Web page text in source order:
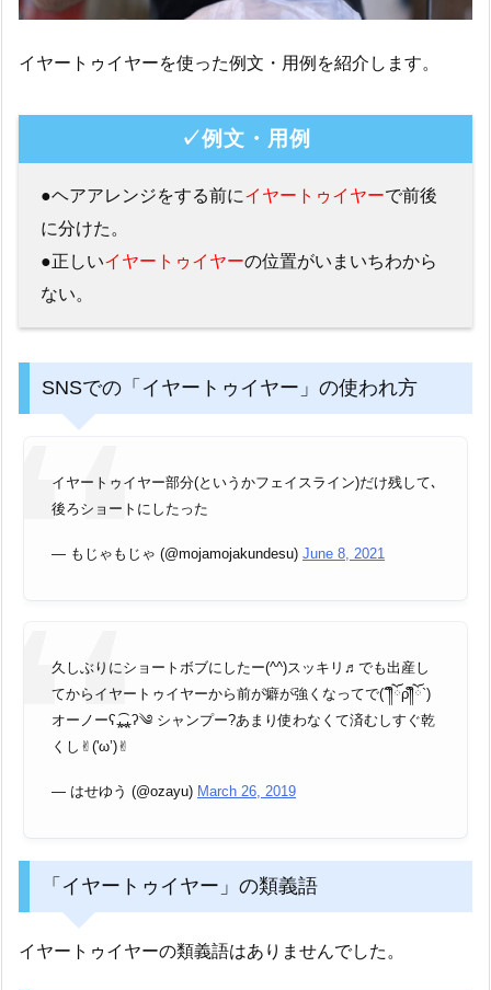
イヤートゥイヤーを使った例文・用例を紹介します。
✓例文・用例
●ヘアアレンジをする前にイヤートゥイヤーで前後
に分けた。
●正しいイヤートゥイヤーの位置がいまいちわから
ない。
SNSでの「イヤートゥイヤー」の使われ方
イヤートゥイヤー部分(というかフェイスライン)だけ残して､
後ろショートにしたった
— もじゃもじゃ (@mojamojakundesu) June 8, 2021
久しぶりにショートボブにしたー(^^)スッキリ♬でも出産し
てからイヤートゥイヤーから前が癖が強くなってで(´༎ຶོρ༎ຶོ`)
オーノーʕ⁎̯͡⁎ʔ༄ シャンプー?あまり使わなくて済むしすぐ乾
くし✌︎('ω’)✌︎
— はせゆう (@ozayu) March 26, 2019
「イヤートゥイヤー」の類義語
イヤートゥイヤーの類義語はありませんでした。